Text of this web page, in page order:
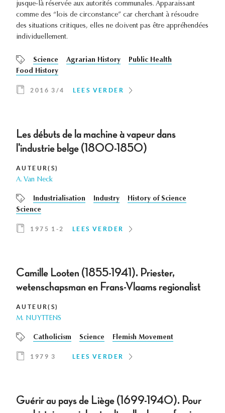
jusque-là réservée aux autorités communales. Apparaissant
comme des “lois de circonstance” car cherchant à résoudre
des situations critiques, elles ne doivent pas être appréhendées
individuellement.
Science Agrarian History
Public Health
Food History
2016 3/4 LEES VERDER
Les débuts de la machine à vapeur dans
l'industrie belge (1800-1850)
AUTEUR(S)
A. Van Neck
Industrialisation Industry
History of Science
Science
1975 1-2 LEES VERDER
Camille Looten (1855-1941). Priester,
wetenschapsman en Frans-Vlaams regionalist
AUTEUR(S)
M. NUYTTENS
Catholicism Science Flemish Movement
1979 3 LEES VERDER
Guérir au pays de Liège (1699-1940). Pour